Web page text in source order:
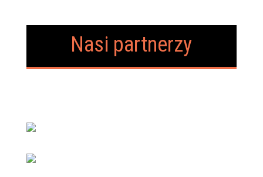
Nasi partnerzy